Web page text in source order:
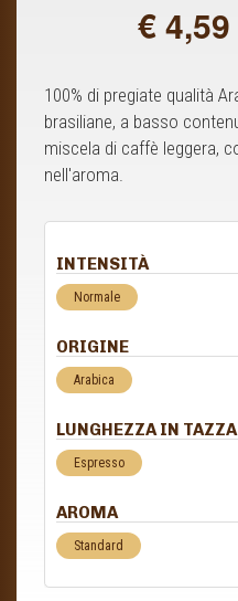
€ 4,59
100% di pregiate qualità
brasiliane, a basso
miscela di caffè leggera,
nell'aroma.
INTENSITÀ
Normale
ORIGINE
Arabica
LUNGHEZZA IN TAZZA
Espresso
AROMA
Standard